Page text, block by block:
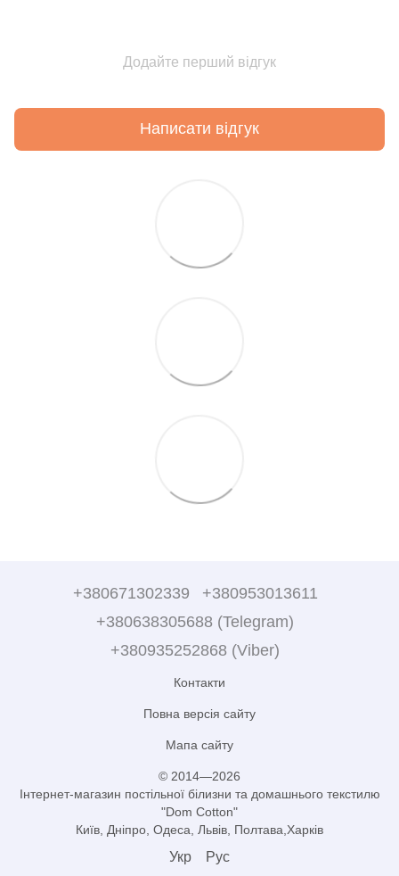
Додайте перший відгук
Написати відгук
+380671302339
+380953013611
+380638305688 (Telegram)
+380935252868 (Viber)
Контакти
Повна версія сайту
Мапа сайту
© 2014—2026
Інтернет-магазин постільної білизни та домашнього текстилю
"Dom Cotton"
Київ, Дніпро, Одеса, Львів, Полтава,Харків
Укр Рус